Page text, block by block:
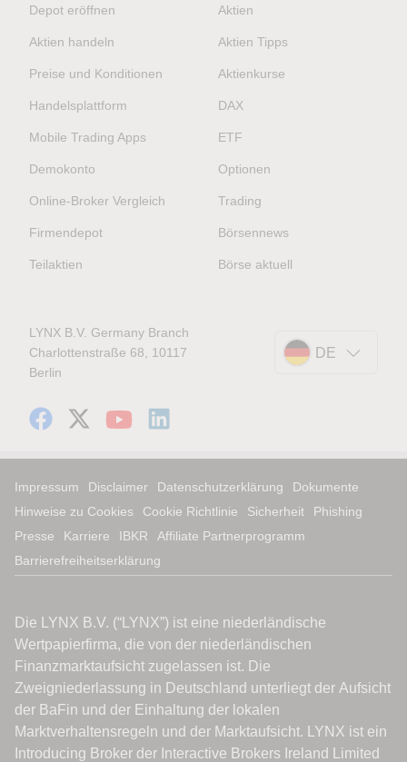
Depot eröffnen
Aktien handeln
Preise und Konditionen
Handelsplattform
Mobile Trading Apps
Demokonto
Online-Broker Vergleich
Firmendepot
Teilaktien
Aktien
Aktien Tipps
Aktienkurse
DAX
ETF
Optionen
Trading
Börsennews
Börse aktuell
LYNX B.V. Germany Branch
Charlottenstraße 68, 10117
Berlin
DE
Impressum Disclaimer Datenschutzerklärung
Dokumente
Hinweise zu Cookies
Cookie Richtlinie Sicherheit
Phishing
Presse
Karriere IBKR
Affiliate Partnerprogramm
Barrierefreiheitserklärung